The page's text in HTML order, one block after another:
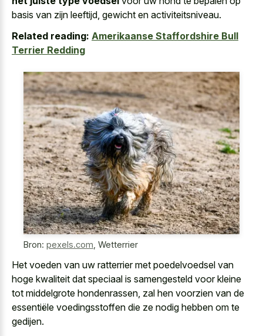
basis van zijn leeftijd, gewicht en activiteitsniveau.
Related reading: Amerikaanse Staffordshire Bull
Terrier Redding
Bron: pexels.com Wetterrier
Het voeden van uw ratterrier met poedelvoedsel van
hoge kwaliteit dat speciaal is samengesteld voor kleine
tot middelgrote hondenrassen, zal hen voorzien van de
essentiële voedingsstoffen die ze nodig hebben om te
gedijen.